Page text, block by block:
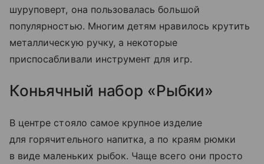
шуруповерт, она пользовалась большой
популярностью. Многим детям нравилось крутить
металлическую ручку, а некоторые
приспосабливали инструмент для игр.
Коньячный набор «Рыбки»
В центре стояло самое крупное изделие
для горячительного напитка, а по краям рюмки
в виде маленьких рыбок. Чаще всего они просто